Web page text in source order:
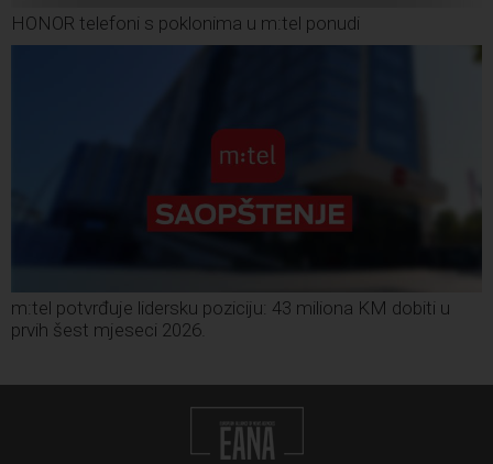
HONOR telefoni s poklonima u m:tel ponudi
m:tel potvrđuje lidersku poziciju: 43 miliona KM dobiti u
prvih šest mjeseci 2026.